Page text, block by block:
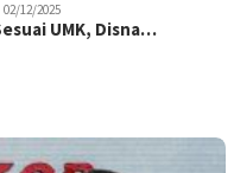
02/12/2025
UMK, Disna…